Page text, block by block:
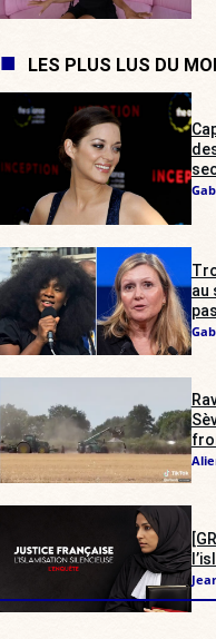
LES PLUS LUS DU
au